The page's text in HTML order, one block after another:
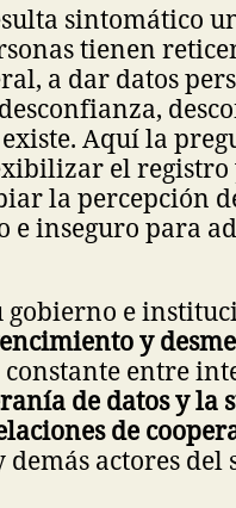
sintomático
tienen
a dar datos
Aquí la
el registro
la percepción
e inseguro para
gobierno e
y
entre
de datos y la
de
demás actores del